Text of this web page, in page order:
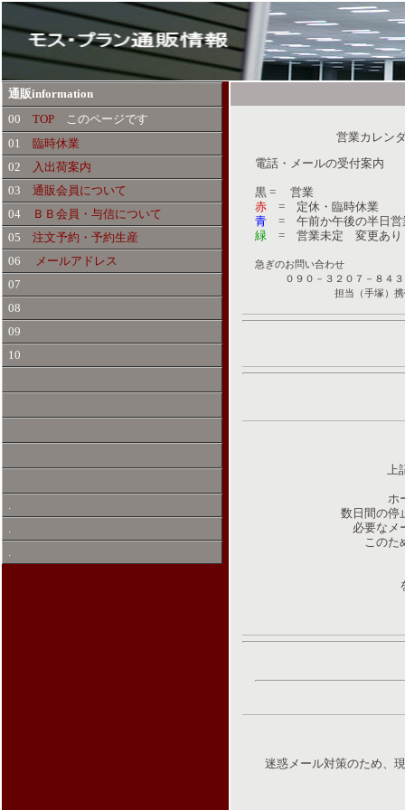
通販information
00 TOP このページです
01 臨時休業
02
入出荷案内
03 通販会員について
04
ＢＢ会員・与信について
05 注文予約・予約生産
06
メールアドレス
07
08
09
10
.
.
.
営業カレンダ
電話・メールの受付案内
黒 = 営業
赤 = 定休・臨時休業
青 = 午前か午後の半日営
緑 = 営業未定 変更あり
急ぎのお問い合わせ
０９０－３２０７－８４３
担当（手塚）
ホ
数日間の停
必要なメ
このた
迷惑メール対策のため、